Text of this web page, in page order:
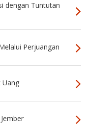
dengan Tuntutan
Perjuangan
Uang